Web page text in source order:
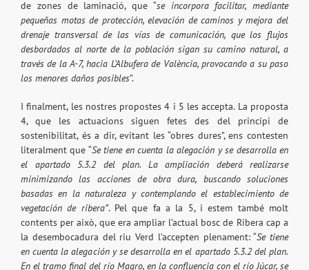
de zones de laminació, que “se incorpora facilitar, mediante
pequeñas motas de protección, elevación de caminos y mejora del
drenaje transversal de las vías de comunicación, que los flujos
desbordados al norte de la población sigan su camino natural, a
través de la A-7, hacia L’Albufera de València, provocando a su paso
los menores daños posibles”.
I finalment, les nostres propostes 4 i 5 les accepta. La proposta
4, que les actuacions siguen fetes des del principi de
sostenibilitat, és a dir, evitant les “obres dures”, ens contesten
literalment que “Se tiene en cuenta la alegación y se desarrolla en
el apartado 5.3.2 del plan. La ampliación deberá realizarse
minimizando las acciones de obra dura, buscando soluciones
basadas en la naturaleza y contemplando el establecimiento de
vegetación de ribera”. Pel que fa a la 5, i estem també molt
contents per això, que era ampliar l’actual bosc de Ribera cap a
la desembocadura del riu Verd l’accepten plenament: “Se tiene
en cuenta la alegación y se desarrolla en el apartado 5.3.2 del plan.
En el tramo final del río Magro, en la confluencia con el río Júcar, se